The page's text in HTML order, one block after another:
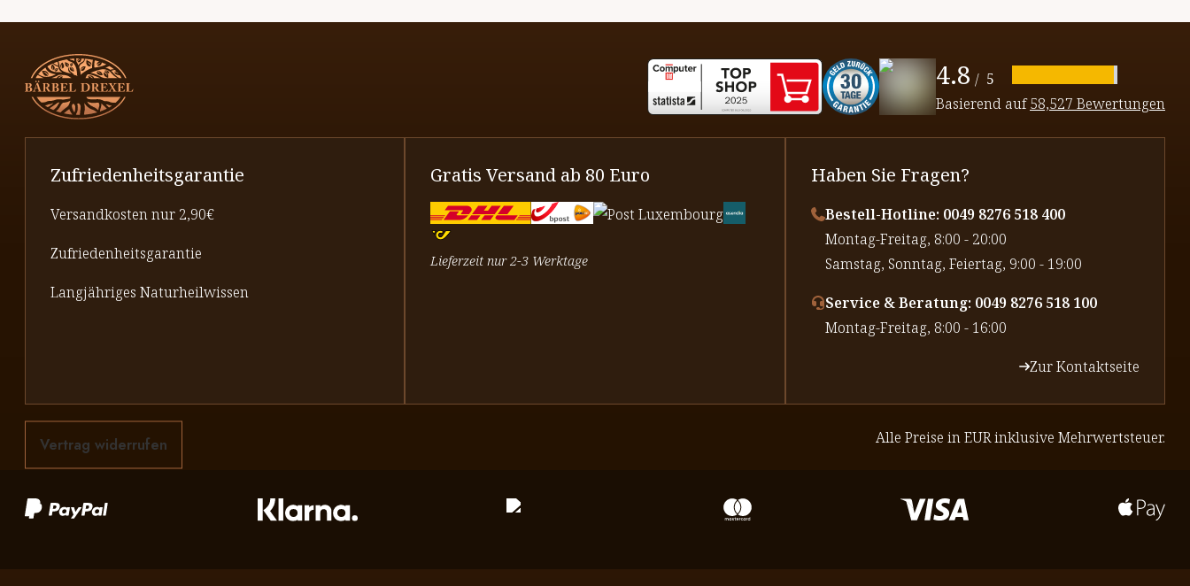
Zufriedenheitsgarantie
Versandkosten nur 2,90€
Zufriedenheitsgarantie
Langjähriges Naturheilwissen
Gratis Versand ab 80 Euro
Lieferzeit nur 2-3 Werktage
Haben Sie Fragen?
Bestell-Hotline: 0049 8276 518 400
⁠Montag-Freitag, 8:00 - 20:00
⁠Samstag, Sonntag, Feiertag, 9:00 - 19:00
Service & Beratung: 0049 8276 518 100
⁠Montag-Freitag, 8:00 - 16:00
Zur Kontaktseite
4.8 / 5
Basierend auf58,527 Bewertungen
Vertrag widerrufen Alle Preise in EUR inklusive Mehrwertsteuer.